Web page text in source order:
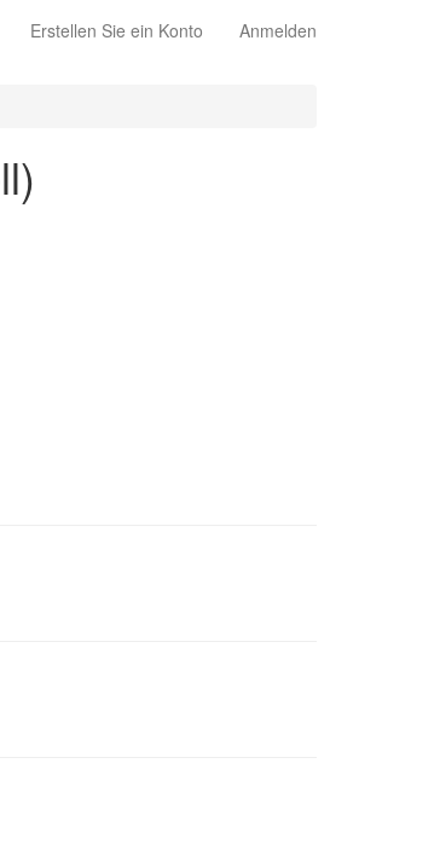
Erstellen Sie ein Konto Anmelden